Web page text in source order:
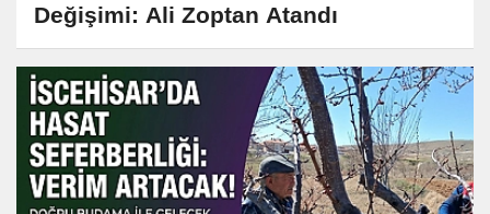
Değişimi: Ali Zoptan Atandı